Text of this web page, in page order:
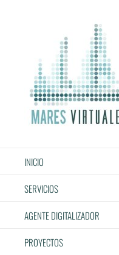
INICIO
SERVICIOS
AGENTE DIGITALIZADOR
PROYECTOS